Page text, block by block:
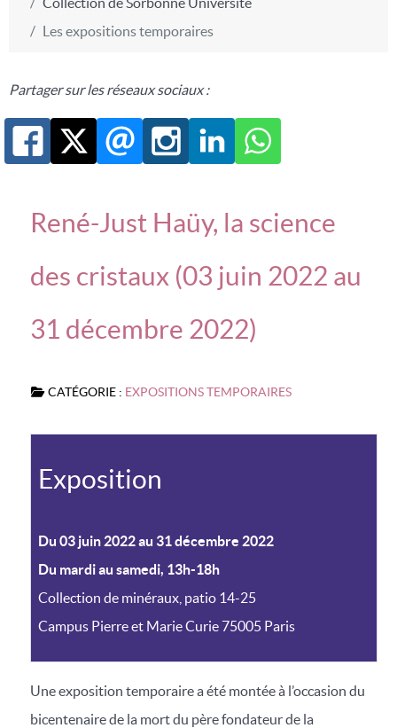
Les expositions temporaires
Partager sur les réseaux sociaux :
René-Just Haüy, la science
des cristaux (03 juin 2022 au
31 décembre 2022)
CATÉGORIE : EXPOSITIONS TEMPORAIRES
Exposition
Du 03 juin 2022 au 31 décembre 2022
Du mardi au samedi, 13h-18h
Collection de minéraux, patio 14-25
Campus Pierre et Marie Curie 75005 Paris
Une exposition temporaire a été montée à l’occasion du
bicentenaire de la mort du père fondateur de la